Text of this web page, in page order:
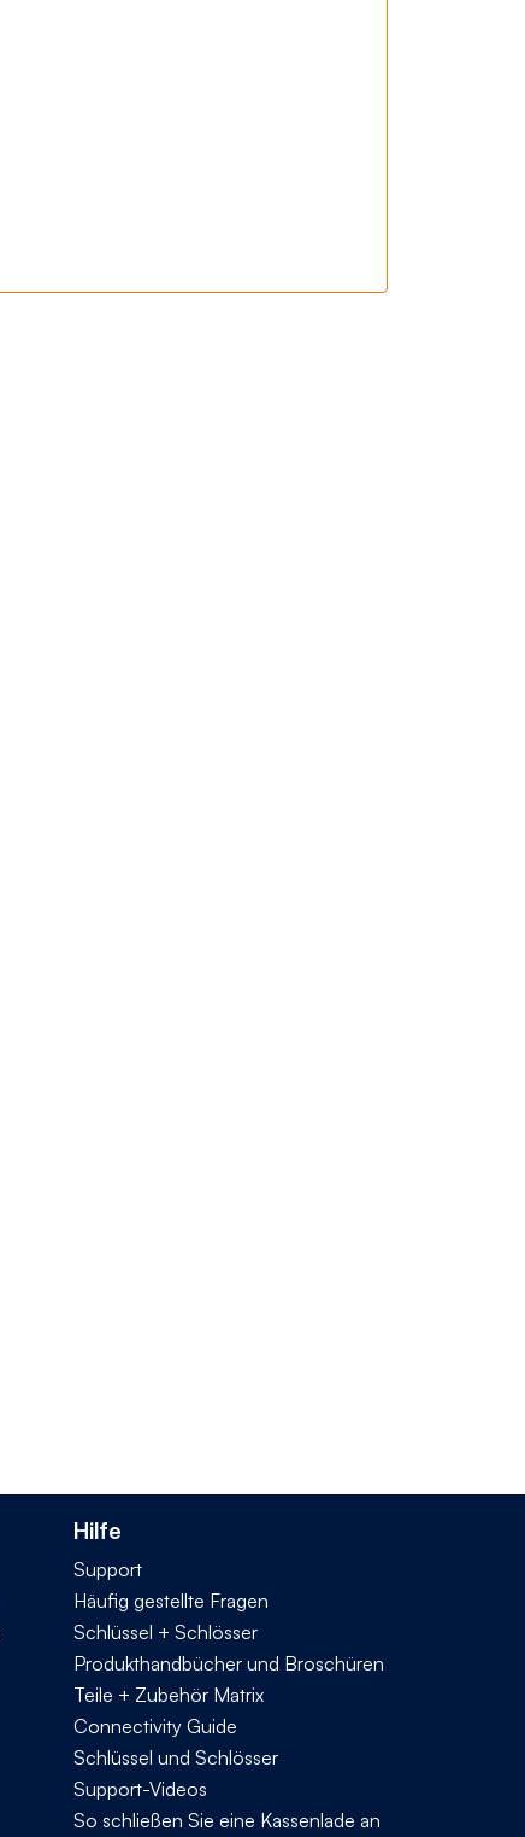
Hilfe
Support
Häufig gestellte Fragen
Schlüssel + Schlösser
Produkthandbücher und Broschüren
Teile + Zubehör Matrix
Connectivity Guide
Schlüssel und Schlösser
Support-Videos
So schließen Sie eine Kassenlade an